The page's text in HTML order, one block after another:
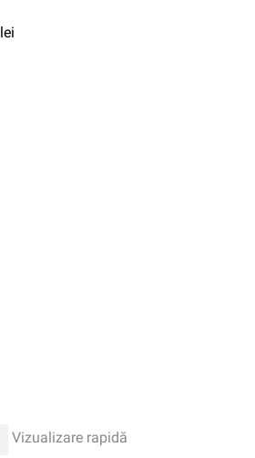
lei
Vizualizare rapidă